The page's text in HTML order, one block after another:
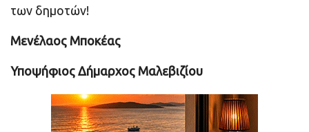
των δημοτών!
Μενέλαος Μποκέας
Υποψήφιος Δήμαρχος Μαλεβιζίου